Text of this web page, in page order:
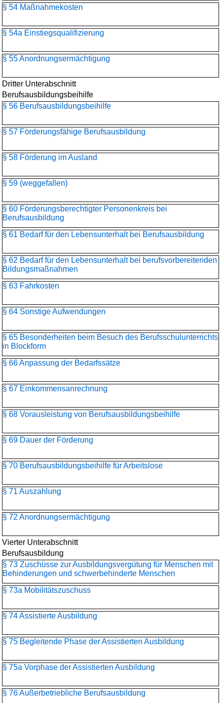
§ 54 Maßnahmekosten
§ 54a Einstiegsqualifizierung
§ 55 Anordnungsermächtigung
Dritter Unterabschnitt
Berufsausbildungsbeihilfe
§ 56 Berufsausbildungsbeihilfe
§ 57 Förderungsfähige Berufsausbildung
§ 58 Förderung im Ausland
§ 59 (weggefallen)
§ 60 Förderungsberechtigter Personenkreis bei
Berufsausbildung
§ 61 Bedarf für den Lebensunterhalt bei Berufsausbildung
§ 62 Bedarf für den Lebensunterhalt bei berufsvorbereitenden
Bildungsmaßnahmen
§ 63 Fahrkosten
§ 64 Sonstige Aufwendungen
§ 65 Besonderheiten beim Besuch des Berufsschulunterrichts
in Blockform
§ 66 Anpassung der Bedarfssätze
§ 67 Einkommensanrechnung
§ 68 Vorausleistung von Berufsausbildungsbeihilfe
§ 69 Dauer der Förderung
§ 70 Berufsausbildungsbeihilfe für Arbeitslose
§ 71 Auszahlung
§ 72 Anordnungsermächtigung
Vierter Unterabschnitt
Berufsausbildung
§ 73 Zuschüsse zur Ausbildungsvergütung für Menschen mit
Behinderungen und schwerbehinderte Menschen
§ 73a Mobilitätszuschuss
§ 74 Assistierte Ausbildung
§ 75 Begleitende Phase der Assistierten Ausbildung
§ 75a Vorphase der Assistierten Ausbildung
§ 76 Außerbetriebliche Berufsausbildung